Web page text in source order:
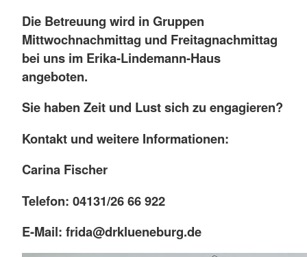
Die Betreuung wird in Gruppen
Mittwochnachmittag und Freitagnachmittag
bei uns im Erika-Lindemann-Haus
angeboten.
Sie haben Zeit und Lust sich zu engagieren?
Kontakt und weitere Informationen:
Carina Fischer
Telefon: 04131/26 66 922
E-Mail: frida@drklueneburg.de